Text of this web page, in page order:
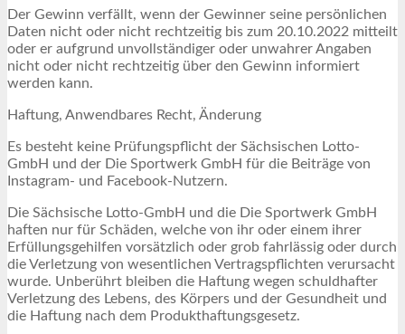
Der Gewinn verfällt, wenn der Gewinner seine persönlichen
Daten nicht oder nicht rechtzeitig bis zum 20.10.2022 mitteilt
oder er aufgrund unvollständiger oder unwahrer Angaben
nicht oder nicht rechtzeitig über den Gewinn informiert
werden kann.
Haftung, Anwendbares Recht, Änderung
Es besteht keine Prüfungspflicht der Sächsischen Lotto-
GmbH und der Die Sportwerk GmbH für die Beiträge von
Instagram- und Facebook-Nutzern.
Die Sächsische Lotto-GmbH und die Die Sportwerk GmbH
haften nur für Schäden, welche von ihr oder einem ihrer
Erfüllungsgehilfen vorsätzlich oder grob fahrlässig oder durch
die Verletzung von wesentlichen Vertragspflichten verursacht
wurde. Unberührt bleiben die Haftung wegen schuldhafter
Verletzung des Lebens, des Körpers und der Gesundheit und
die Haftung nach dem Produkthaftungsgesetz.